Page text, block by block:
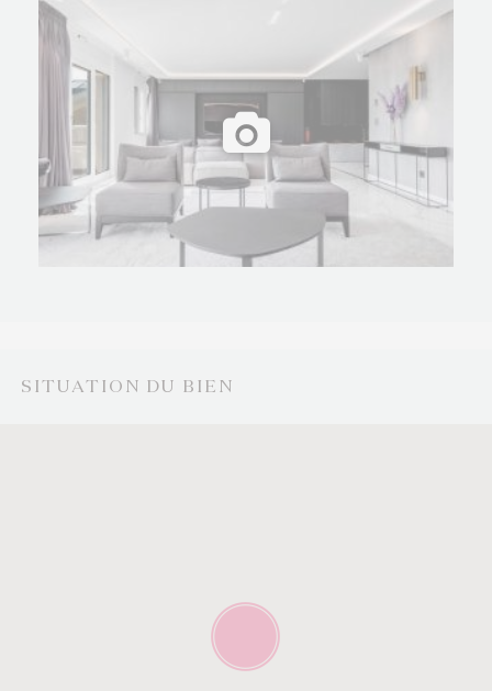
D’une rare élégance, cet appartement a fait le soin
particulier d’une rénovation complète jusque dans
les moindre détails, sans nul autre pareil avec des
matériaux nobles.
Quatre places de parking fermées et une cave
complètent ce bien d’exception.
SITUATION DU BIEN